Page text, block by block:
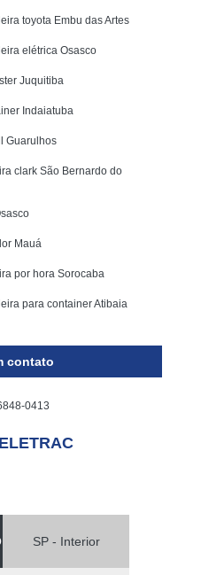
toyota Embu das Artes
elétrica Osasco
Juquitiba
Indaiatuba
Guarulhos
clark São Bernardo do
Mauá
por hora Sorocaba
para container Atibaia
contato
0413
SP - Interior